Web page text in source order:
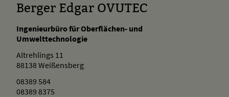
Berger Edgar OVUTEC
Ingenieurbüro für Oberflächen- und
Umwelttechnologie
Altrehlings 11
88138Weißensberg
08389 584
08389 8375